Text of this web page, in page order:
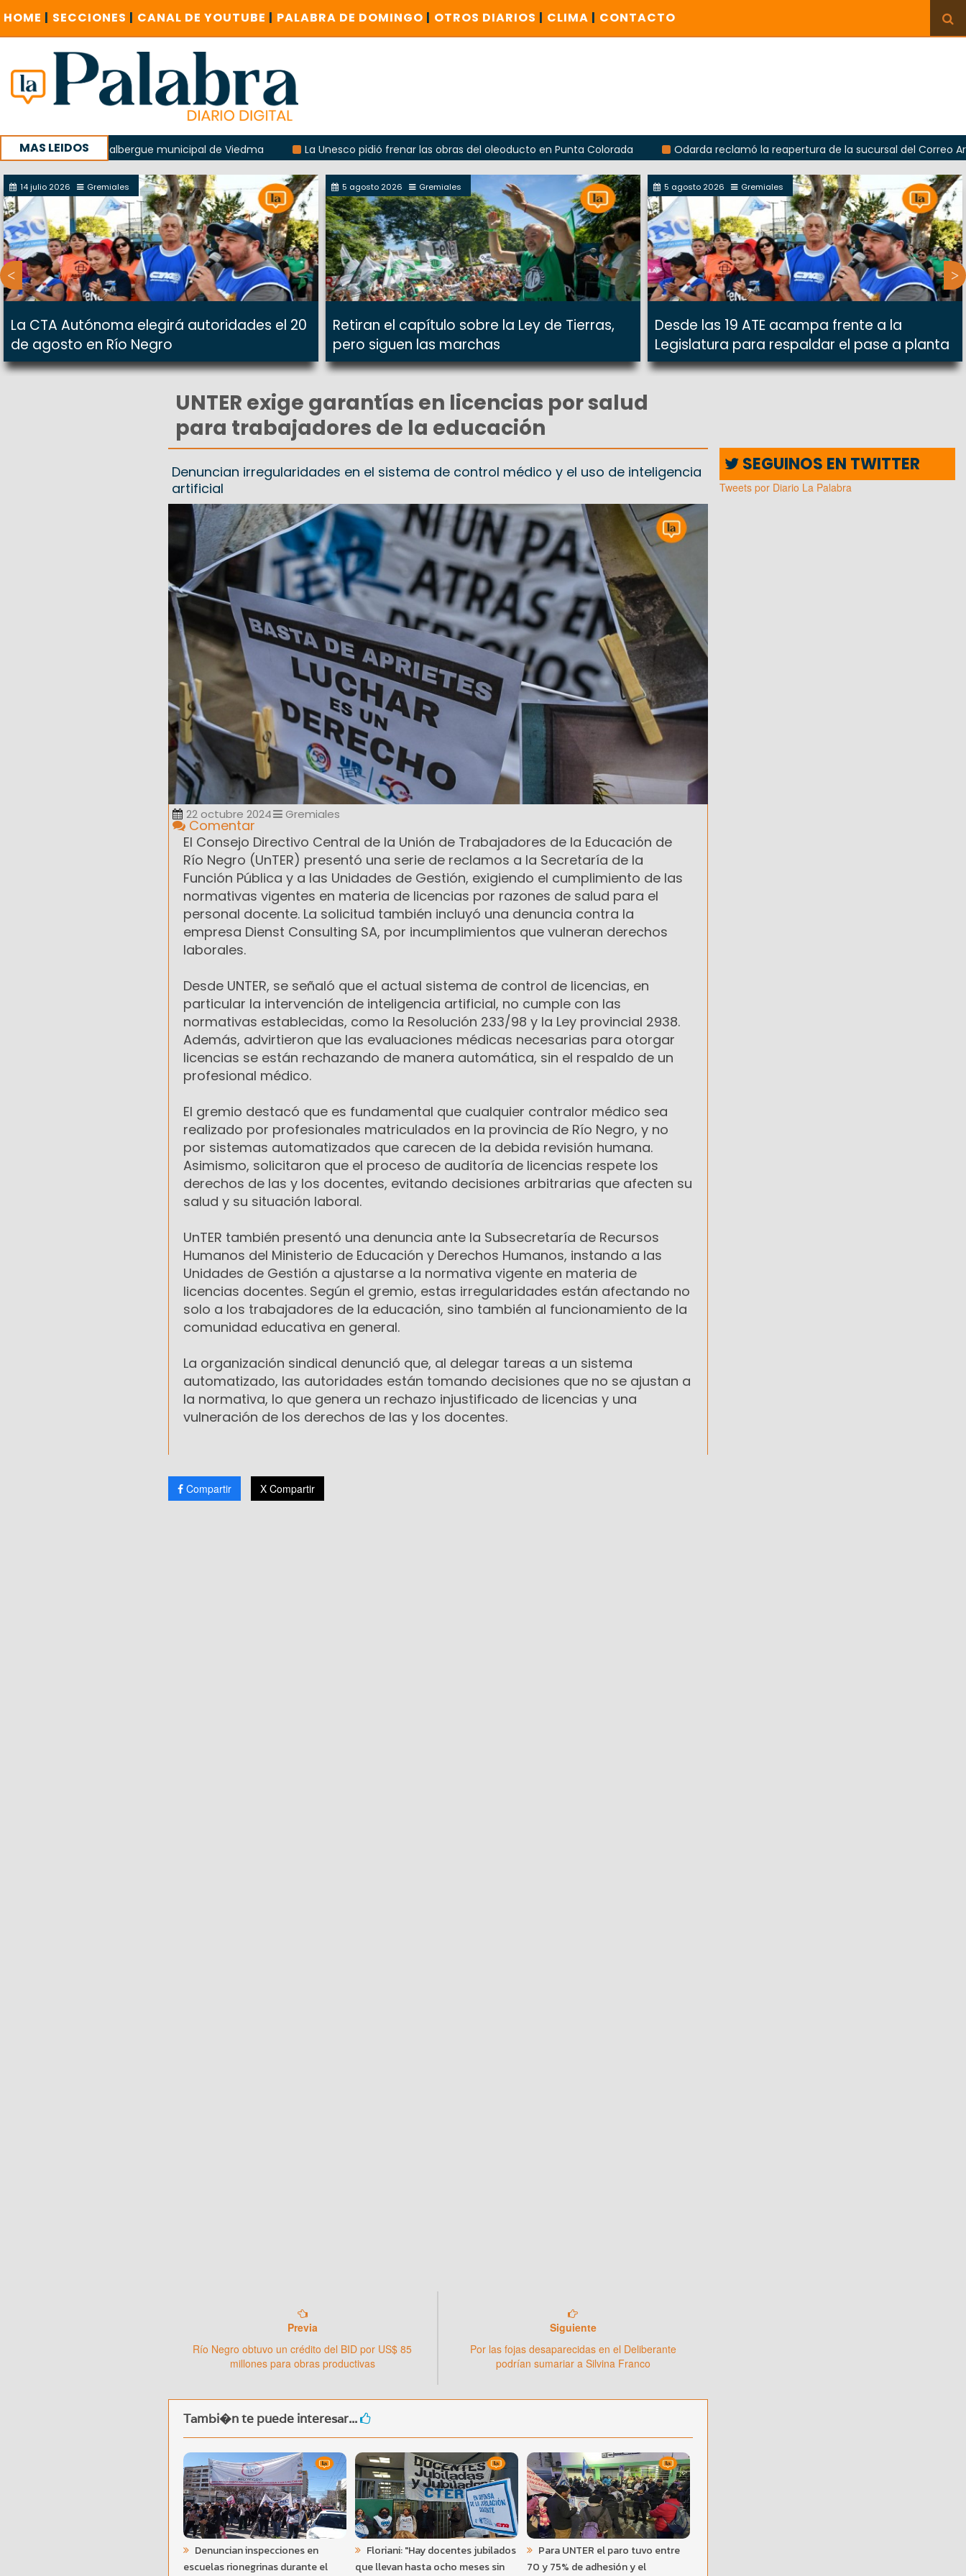
HOME | SECCIONES | CANAL DE YOUTUBE | PALABRA DE DOMINGO | OTROS DIARIOS | CLIMA | CONTACTO
MAS LEIDOS
del albergue municipal de Viedma La Unesco pidió frenar las obras del oleoducto en Punta Colorada
Odarda reclamó la reapertura de la sucursal del Correo Argentino
con un encuentro provincial en Roca
14 julio 2026 Gremiales
La CTA Autónoma elegirá autoridades el 20
de agosto en Río Negro
5 agosto 2026 Gremiales
Retiran el capítulo sobre la Ley de Tierras,
pero siguen las marchas
5 agosto 2026 Gremiales
Desde las 19 ATE acampa frente a la
Legislatura para respaldar el pase a planta
UNTER exige garantías en licencias por salud
para trabajadores de la educación
Denuncian irregularidades en el sistema de control médico y el uso de inteligencia
artificial
22 octubre 2024 Gremiales
Comentar
El Consejo Directivo Central de la Unión de Trabajadores de la Educación de
Río Negro (UnTER) presentó una serie de reclamos a la Secretaría de la
Función Pública y a las Unidades de Gestión, exigiendo el cumplimiento de las
normativas vigentes en materia de licencias por razones de salud para el
personal docente. La solicitud también incluyó una denuncia contra la
empresa Dienst Consulting SA, por incumplimientos que vulneran derechos
laborales.
Desde UNTER, se señaló que el actual sistema de control de licencias, en
particular la intervención de inteligencia artificial, no cumple con las
normativas establecidas, como la Resolución 233/98 y la Ley provincial 2938.
Además, advirtieron que las evaluaciones médicas necesarias para otorgar
licencias se están rechazando de manera automática, sin el respaldo de un
profesional médico.
El gremio destacó que es fundamental que cualquier contralor médico sea
realizado por profesionales matriculados en la provincia de Río Negro, y no
por sistemas automatizados que carecen de la debida revisión humana.
Asimismo, solicitaron que el proceso de auditoría de licencias respete los
derechos de las y los docentes, evitando decisiones arbitrarias que afecten su
salud y su situación laboral.
UnTER también presentó una denuncia ante la Subsecretaría de Recursos
Humanos del Ministerio de Educación y Derechos Humanos, instando a las
Unidades de Gestión a ajustarse a la normativa vigente en materia de
licencias docentes. Según el gremio, estas irregularidades están afectando no
solo a los trabajadores de la educación, sino también al funcionamiento de la
comunidad educativa en general.
La organización sindical denunció que, al delegar tareas a un sistema
automatizado, las autoridades están tomando decisiones que no se ajustan a
la normativa, lo que genera un rechazo injustificado de licencias y una
vulneración de los derechos de las y los docentes.
Compartir X Compartir
Previa
Río Negro obtuvo un crédito del BID por US$ 85
millones para obras productivas
Siguiente
Por las fojas desaparecidas en el Deliberante
podrían sumariar a Silvina Franco
Tambi�n te puede interesar...
Denuncian inspecciones en
escuelas rionegrinas durante el
Floriani: "Hay docentes jubilados
que llevan hasta ocho meses sin
Para UNTER el paro tuvo entre
70 y 75% de adhesión y el
SEGUINOS EN TWITTER
Tweets por Diario La Palabra